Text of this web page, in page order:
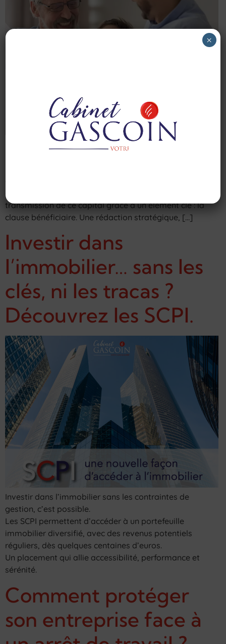
L’assurance vie se distingue à la fois par ses
d’organiser, avec précision et selon ses souhaits, la
transmission de ce capital grâce à un élément clé : la
clause bénéficiaire. Une rédaction stratégique, […]
Investir dans
l’immobilier… sans les
clés, ni les tracas ?
Découvrez les SCPI.
Investir dans l’immobilier sans les contraintes de
gestion, c’est possible.
Les SCPI permettent d’accéder à un portefeuille
immobilier diversifié, avec des revenus potentiels
réguliers, dès quelques centaines d’euros.
Un placement qui allie accessibilité, performance et
sérénité.
Comment protéger
son entreprise face à
×